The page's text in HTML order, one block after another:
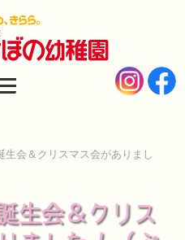
稚園
生会＆クリスマス会がありまし
生会＆クリス